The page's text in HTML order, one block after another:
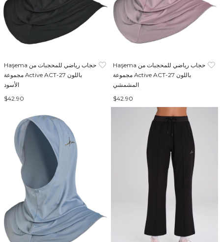
Haşema حجاب رياضي للمحجبات من
مجموعة Active ACT-27 باللون
الأسود
$42.90
Haşema حجاب رياضي للمحجبات من
مجموعة Active ACT-27 باللون
المشمشي
$42.90